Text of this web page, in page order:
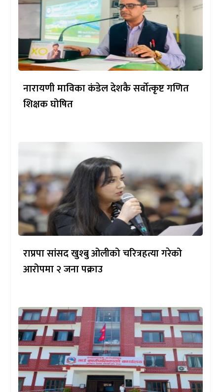
नारायणी माविका कंडेल देशकै सर्वोत्कृष्ट गणित
शिक्षक घोषित
राप्रपा सांसद खुश्बु ओलीको चरित्रहत्या गरेको
आरोपमा २ जना पक्राउ